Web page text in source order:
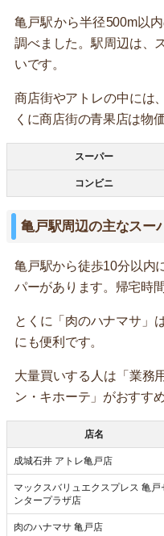
亀戸駅から半径500m以
調べました。駅周辺は、
いです。
商店街やアトレの中には
くに商店街の青果店は物
スーパー
コンビニ
亀戸駅周辺の主なスー
亀戸駅から徒歩10分以内
パーがあります。帰宅時
とくに「肉のハナマサ」
にも便利です。
大量買いする人は「業務
ン・キホーテ」がおすすめ
店名
成城石井 アトレ亀戸店
マックスバリュエクスプレス 亀戸
ンタープラザ店
肉のハナマサ 亀戸店